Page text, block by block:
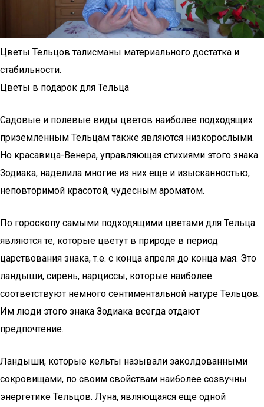
Цветы Тельцов талисманы материального достатка и
стабильности.
Цветы в подарок для Тельца
Садовые и полевые виды цветов наиболее подходящих
приземленным Тельцам также являются низкорослыми.
Но красавица-Венера, управляющая стихиями этого знака
Зодиака, наделила многие из них еще и изысканностью,
неповторимой красотой, чудесным ароматом.
По гороскопу самыми подходящими цветами для Тельца
являются те, которые цветут в природе в период
царствования знака, т.е. с конца апреля до конца мая. Это
ландыши, сирень, нарциссы, которые наиболее
соответствуют немного сентиментальной натуре Тельцов.
Им люди этого знака Зодиака всегда отдают
предпочтение.
Ландыши, которые кельты называли заколдованными
сокровищами, по своим свойствам наиболее созвучны
энергетике Тельцов. Луна, являющаяся еще одной